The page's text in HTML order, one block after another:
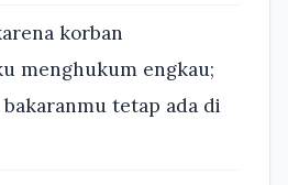
korban
menghukum engkau;
tetap ada di